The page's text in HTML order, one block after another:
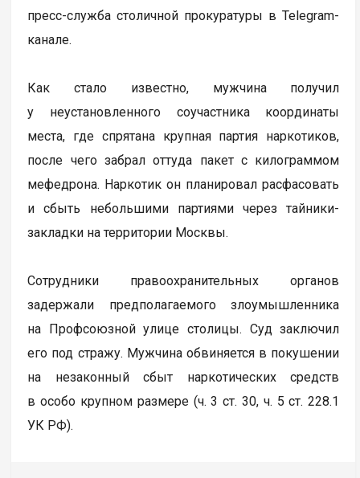
пресс-служба столичной прокуратуры в Telegram-
канале.
Как стало известно, мужчина получил
у неустановленного соучастника координаты
места, где спрятана крупная партия наркотиков,
после чего забрал оттуда пакет с килограммом
мефедрона. Наркотик он планировал расфасовать
и сбыть небольшими партиями через тайники-
закладки на территории Москвы.
Сотрудники правоохранительных органов
задержали предполагаемого злоумышленника
на Профсоюзной улице столицы. Суд заключил
его под стражу. Мужчина обвиняется в покушении
на незаконный сбыт наркотических средств
в особо крупном размере (ч. 3 ст. 30, ч. 5 ст. 228.1
УК РФ).